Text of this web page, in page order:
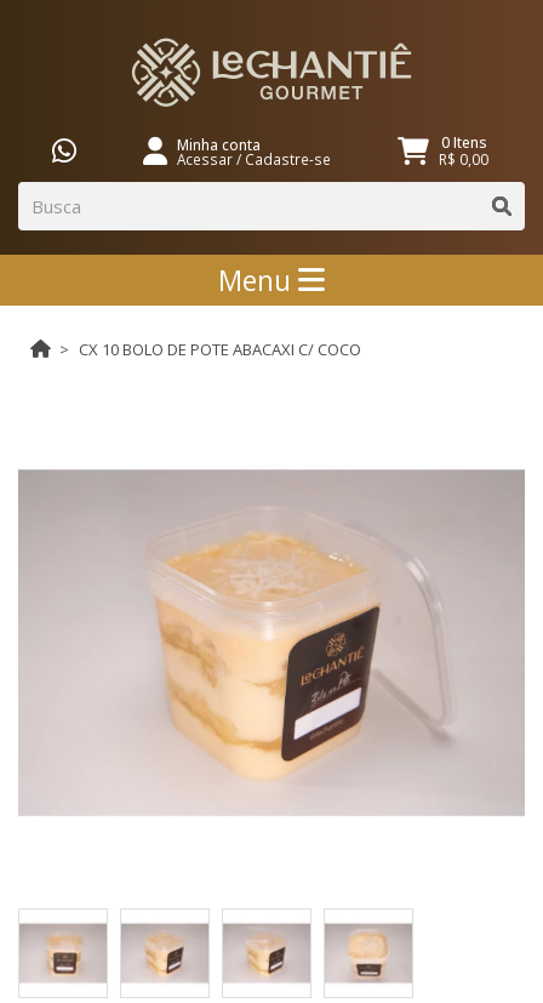
Minha conta
Acessar/ Cadastre-se
0 Itens
R$ 0,00
Menu
CX 10 BOLO DE POTE ABACAXI C/ COCO